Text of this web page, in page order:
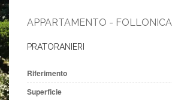
APPARTAMENTO - FOLLONICA
PRATORANIERI
Riferimento
Superficie